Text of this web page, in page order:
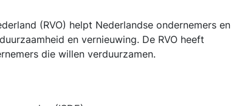
(RVO) helpt Nederlandse ondernemers en
en vernieuwing. De RVO heeft
die willen verduurzamen.